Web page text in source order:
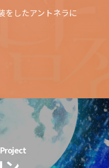
をしたアントネラに